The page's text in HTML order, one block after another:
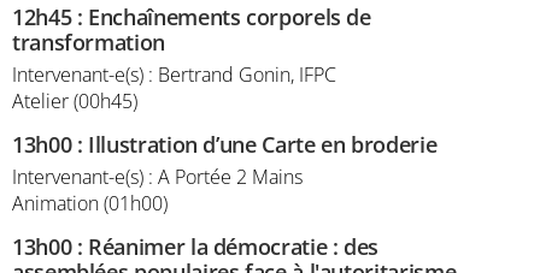
12h45: Enchaînements corporels de
transformation
Intervenant-e(s) : Bertrand Gonin, IFPC
Atelier (00h45)
13h00: Illustration d’une Carte en broderie
Intervenant-e(s) : A Portée 2 Mains
Animation (01h00)
13h00: Réanimer la démocratie : des